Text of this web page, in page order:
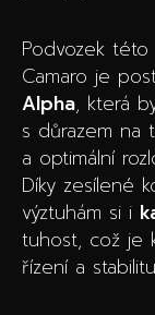
Podvozek
Camaro je
Alpha, která
s důrazem na
a optimální
Díky zesílené
výztuhám si i
tuhost, což je
řízení a